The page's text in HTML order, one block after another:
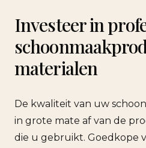
Investeer in
materialen
De kwaliteit van uw
in grote mate af van de
die u gebruikt. Goedkope